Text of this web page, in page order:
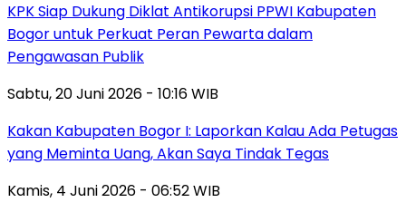
KPK Siap Dukung Diklat Antikorupsi PPWI Kabupaten
Bogor untuk Perkuat Peran Pewarta dalam
Pengawasan Publik
Sabtu, 20 Juni 2026 - 10:16 WIB
Kakan Kabupaten Bogor I: Laporkan Kalau Ada Petugas
yang Meminta Uang, Akan Saya Tindak Tegas
Kamis, 4 Juni 2026 - 06:52 WIB